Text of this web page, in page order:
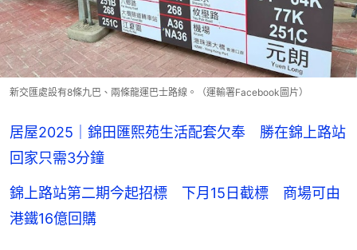
新交匯處設有8條九巴、兩條龍運巴士路線。（運輸署Facebook圖片）
居屋2025｜錦田匯熙苑生活配套欠奉 勝在錦上路站
回家只需3分鐘
錦上路站第二期今起招標 下月15日截標 商場可由
港鐵16億回購